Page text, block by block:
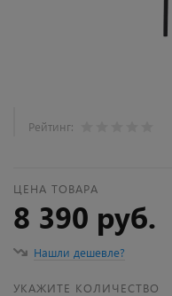
Рейтинг:
ЦЕНА ТОВАРА
8 390 руб.
Нашли дешевле?
УКАЖИТЕ КОЛИЧЕСТВО